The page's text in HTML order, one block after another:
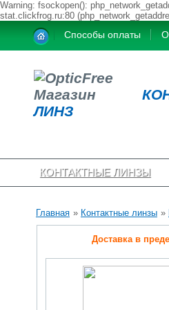
Warning: fsockopen():
stat.clickfrog.ru:80
Способы оплаты
Магазин
ЛИНЗ
КОНТАКТНЫЕ ЛИНЗЫ
Главная » Контактные линзы »
Доставка в